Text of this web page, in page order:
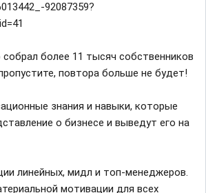
92087359?
более 11 тысяч собственников
повтора больше не будет!
знания и навыки, которые
о бизнесе и выведут его на
линейных, мидл и топ-менеджеров.
мотивации для всех